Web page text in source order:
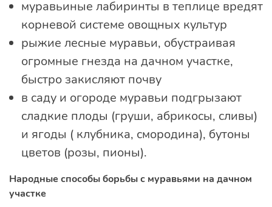
муравьиные лабиринты в теплице вредят
корневой системе овощных культур
рыжие лесные муравьи, обустраивая
огромные гнезда на дачном участке,
быстро закисляют почву
в саду и огороде муравьи подгрызают
сладкие плоды (груши, абрикосы, сливы)
и ягоды ( клубника, смородина), бутоны
цветов (розы, пионы).
Народные способы борьбы с муравьями на дачном
участке